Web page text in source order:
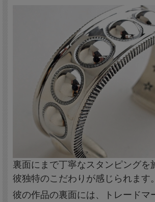
裏面にまで丁寧なスタンピングを
彼独特のこだわりが感じられます。
彼の作品の裏面には、トレードマ